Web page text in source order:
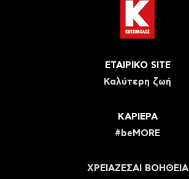
ΕΤΑΙΡΙΚΟ SITE
Καλύτερη ζωή
ΚΑΡΙΕΡΑ
#beMORE
ΧΡΕΙΑΖΕΣΑΙ ΒΟΗΘΕΙΑ